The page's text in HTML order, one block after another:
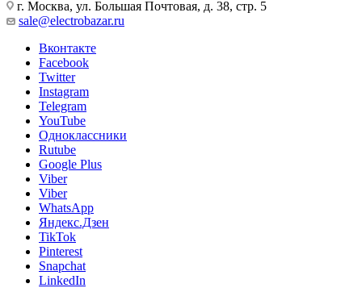
г. Москва, ул. Большая Почтовая, д. 38, стр. 5
sale@electrobazar.ru
Вконтакте
Facebook
Twitter
Instagram
Telegram
YouTube
Одноклассники
Rutube
Google Plus
Viber
Viber
WhatsApp
Яндекс.Дзен
TikTok
Pinterest
Snapchat
LinkedIn